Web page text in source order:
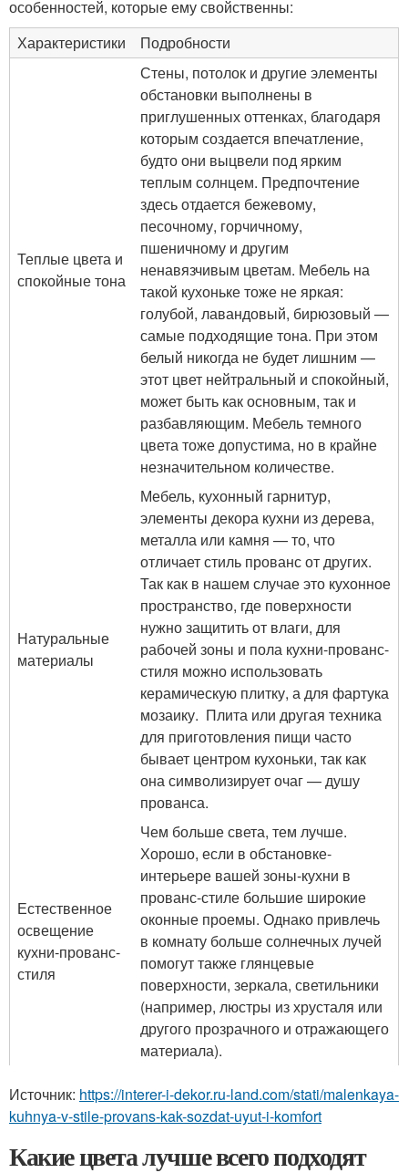
особенностей, которые ему свойственны:
Характеристики
Подробности
Теплые цвета и
спокойные тона
Стены, потолок и другие элементы
обстановки выполнены в
приглушенных оттенках, благодаря
которым создается впечатление,
будто они выцвели под ярким
теплым солнцем. Предпочтение
здесь отдается бежевому,
песочному, горчичному,
пшеничному и другим
ненавязчивым цветам. Мебель на
такой кухоньке тоже не яркая:
голубой, лавандовый, бирюзовый —
самые подходящие тона. При этом
белый никогда не будет лишним —
этот цвет нейтральный и спокойный,
может быть как основным, так и
разбавляющим. Мебель темного
цвета тоже допустима, но в крайне
незначительном количестве.
Натуральные
материалы
Мебель, кухонный гарнитур,
элементы декора кухни из дерева,
металла или камня — то, что
отличает стиль прованс от других.
Так как в нашем случае это кухонное
пространство, где поверхности
нужно защитить от влаги, для
рабочей зоны и пола кухни-прованс-
стиля можно использовать
керамическую плитку, а для фартука
мозаику. Плита или другая техника
для приготовления пищи часто
бывает центром кухоньки, так как
она символизирует очаг — душу
прованса.
Естественное
освещение
кухни-прованс-
стиля
Чем больше света, тем лучше.
Хорошо, если в обстановке-
интерьере вашей зоны-кухни в
прованс-стиле большие широкие
оконные проемы. Однако привлечь
в комнату больше солнечных лучей
помогут также глянцевые
поверхности, зеркала, светильники
(например, люстры из хрусталя или
другого прозрачного и отражающего
материала).
Источник: https://interer-i-dekor.ru-land.com/stati/malenkaya-
kuhnya-v-stile-provans-kak-sozdat-uyut-i-komfort
Какие цвета лучше всего подходят